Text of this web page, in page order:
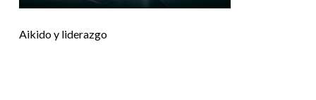
Aikido y liderazgo